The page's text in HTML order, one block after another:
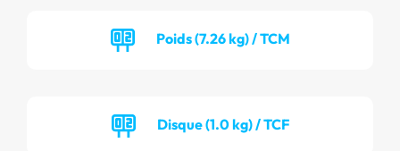
Poids (7.26 kg) / TCM
Disque (1.0 kg) / TCF